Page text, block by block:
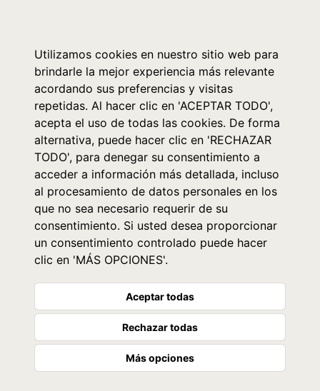
Utilizamos cookies en nuestro sitio web para
brindarle la mejor experiencia más relevante
acordando sus preferencias y visitas
repetidas. Al hacer clic en 'ACEPTAR TODO',
acepta el uso de todas las cookies. De forma
alternativa, puede hacer clic en 'RECHAZAR
TODO', para denegar su consentimiento a
acceder a información más detallada, incluso
al procesamiento de datos personales en los
que no sea necesario requerir de su
consentimiento. Si usted desea proporcionar
un consentimiento controlado puede hacer
clic en 'MÁS OPCIONES'.
Aceptar todas
Rechazar todas
Más opciones